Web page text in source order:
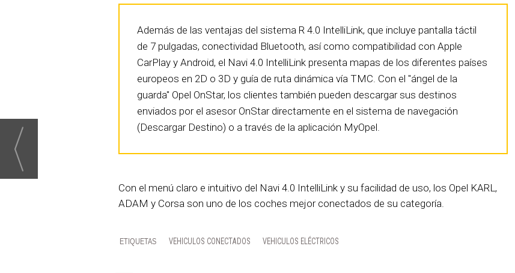
Además de las ventajas del sistema R 4.0 IntelliLink, que incluye pantalla táctil
de 7 pulgadas, conectividad Bluetooth, así como compatibilidad con Apple
CarPlay y Android, el Navi 4.0 IntelliLink presenta mapas de los diferentes países
europeos en 2D o 3D y guía de ruta dinámica vía TMC. Con el "ángel de la
guarda" Opel OnStar, los clientes también pueden descargar sus destinos
enviados por el asesor OnStar directamente en el sistema de navegación
(Descargar Destino) o a través de la aplicación MyOpel.
Con el menú claro e intuitivo del Navi 4.0 IntelliLink y su facilidad de uso, los Opel KARL,
ADAM y Corsa son uno de los coches mejor conectados de su categoría.
VEHICULOS CONECTADOS VEHICULOS ELÉCTRICOS